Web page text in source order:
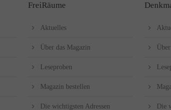
FreiRäume
Aktuelles
Über das Magazin
Leseproben
Magazin bestellen
Die wichtigsten Adressen Die